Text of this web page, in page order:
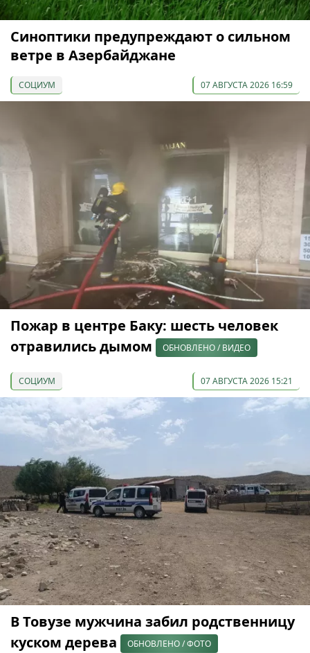
Синоптики предупреждают о сильном
ветре в Азербайджане
СОЦИУМ 07 АВГУСТА 2026 16:59
Пожар в центре Баку: шесть человек
отравились дымом
ОБНОВЛЕНО / ВИДЕО
СОЦИУМ 07 АВГУСТА 2026 15:21
В Товузе мужчина забил родственницу
куском дерева
ОБНОВЛЕНО / ФОТО